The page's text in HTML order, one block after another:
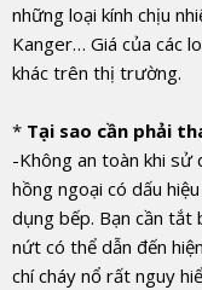
những loại kính chịu
Kanger… Giá của các
khác trên thị trường.
* Tại sao cần phải
-Không an toàn khi sử
hồng ngoại có dấu
dụng bếp. Bạn cần tắt
nứt có thể dẫn đến
chí cháy nổ rất nguy